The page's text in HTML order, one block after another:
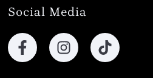
Social Media